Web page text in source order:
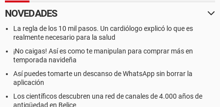
NOVEDADES
La regla de los 10 mil pasos. Un cardiólogo explicó lo que es
realmente necesario para la salud
¡No caigas! Así es como te manipulan para comprar más en
temporada navideña
Así puedes tomarte un descanso de WhatsApp sin borrar la
aplicación
Los científicos descubren una red de canales de 4.000 años de
antigüedad en Belice